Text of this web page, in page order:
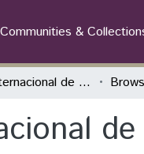
Communities &
Encontro Internacional de Política Externa Latino-Americana